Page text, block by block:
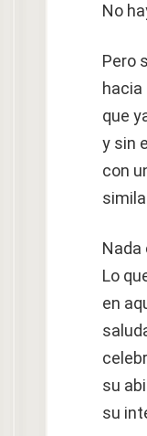
No
Pero
que
y sin
con
Nada
Lo
en
su
su